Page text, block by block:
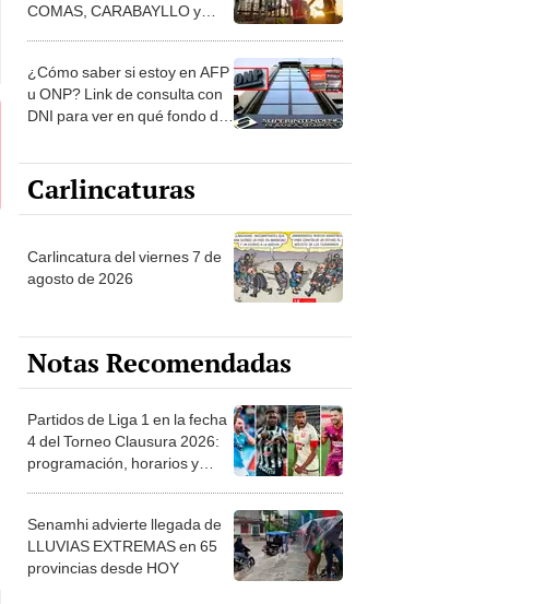
COMAS, CARABAYLLO y
¿Cómo saber si estoy en AFP
u ONP? Link de consulta con
DNI para ver en qué fondo de
Carlincaturas
Carlincatura del viernes 7 de
agosto de 2026
Notas Recomendadas
Partidos de Liga 1 en la fecha
4 del Torneo Clausura 2026:
programación, horarios y
Senamhi advierte llegada de
LLUVIAS EXTREMAS en 65
provincias desde HOY